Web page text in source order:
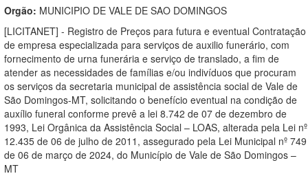
Orgão: MUNICIPIO DE VALE DE SAO DOMINGOS
[LICITANET] - Registro de Preços para futura e eventual Contratação
de empresa especializada para serviços de auxilio funerário, com
fornecimento de urna funerária e serviço de translado, a fim de
atender as necessidades de famílias e/ou indivíduos que procuram
os serviços da secretaria municipal de assistência social de Vale de
São Domingos-MT, solicitando o benefício eventual na condição de
auxílio funeral conforme prevê a lei 8.742 de 07 de dezembro de
1993, Lei Orgânica da Assistência Social – LOAS, alterada pela Lei nº
12.435 de 06 de julho de 2011, assegurado pela Lei Municipal nº 749
de 06 de março de 2024, do Município de Vale de São Domingos –
MT